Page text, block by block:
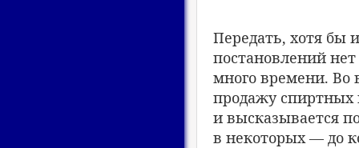
Передать, хотя бы
постановлений
много времени. Во
продажу спиртных
и высказывается
в некоторых — до